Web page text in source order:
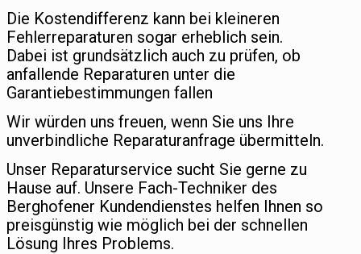
Die Kostendifferenz kann bei kleineren
Fehlerreparaturen sogar erheblich sein.
Dabei ist grundsätzlich auch zu prüfen, ob
anfallende Reparaturen unter die
Garantiebestimmungen fallen
Wir würden uns freuen, wenn Sie uns Ihre
unverbindliche Reparaturanfrage übermitteln.
Unser Reparaturservice sucht Sie gerne zu
Hause auf. Unsere Fach-Techniker des
Berghofener Kundendienstes helfen Ihnen so
preisgünstig wie möglich bei der schnellen
Lösung Ihres Problems.